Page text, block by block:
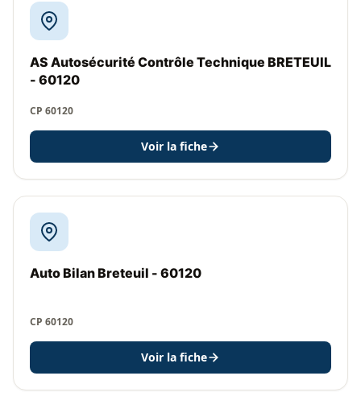
AS Autosécurité Contrôle Technique BRETEUIL
- 60120
CP 60120
Voir la fiche
Auto Bilan Breteuil - 60120
CP 60120
Voir la fiche